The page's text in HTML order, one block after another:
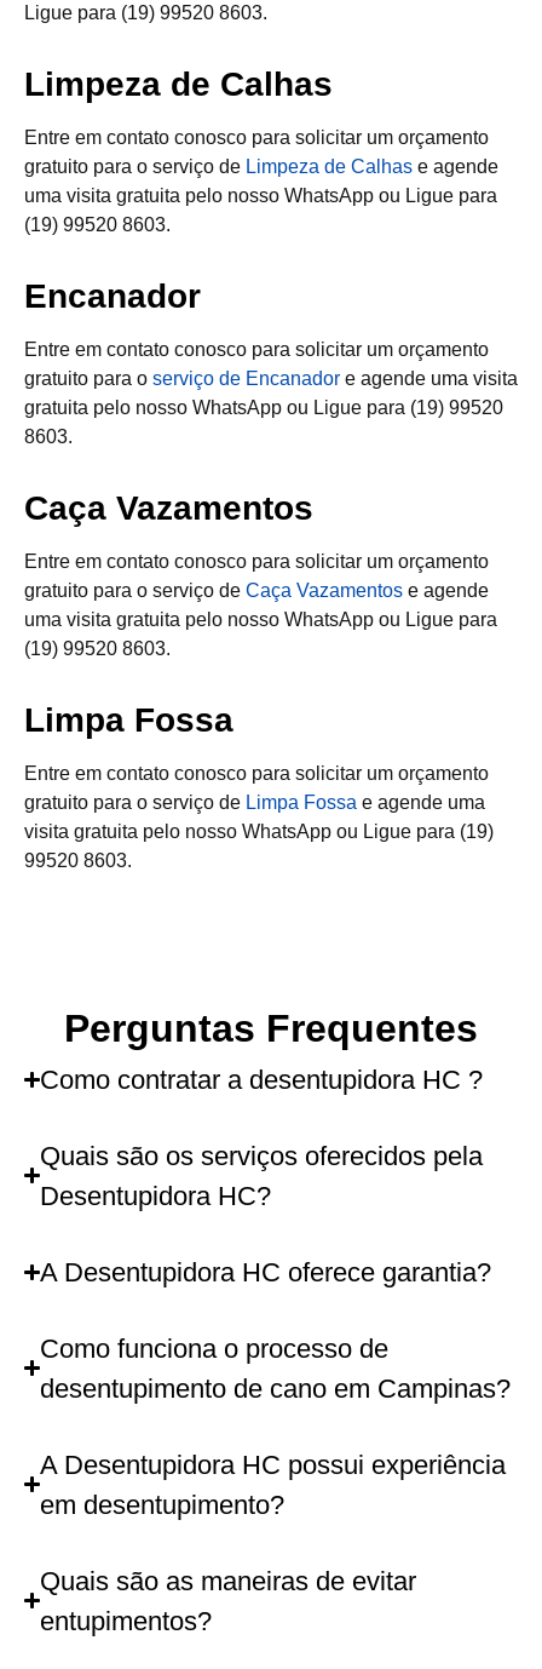
Ligue para (19) 99520 8603.
Limpeza de Calhas
Entre em contato conosco para solicitar um orçamento
gratuito para o serviço de Limpeza de Calhas e agende
uma visita gratuita pelo nosso WhatsApp ou Ligue para
(19) 99520 8603.
Encanador
Entre em contato conosco para solicitar um orçamento
gratuito para o serviço de Encanador e agende uma visita
gratuita pelo nosso WhatsApp ou Ligue para (19) 99520
8603.
Caça Vazamentos
Entre em contato conosco para solicitar um orçamento
gratuito para o serviço de Caça Vazamentos e agende
uma visita gratuita pelo nosso WhatsApp ou Ligue para
(19) 99520 8603.
Limpa Fossa
Entre em contato conosco para solicitar um orçamento
gratuito para o serviço de Limpa Fossa e agende uma
visita gratuita pelo nosso WhatsApp ou Ligue para (19)
99520 8603.
Perguntas Frequentes
Como contratar a desentupidora HC ?
Quais são os serviços oferecidos pela
Desentupidora HC?
A Desentupidora HC oferece garantia?
Como funciona o processo de
desentupimento de cano em Campinas?
A Desentupidora HC possui experiência
em desentupimento?
Quais são as maneiras de evitar
entupimentos?